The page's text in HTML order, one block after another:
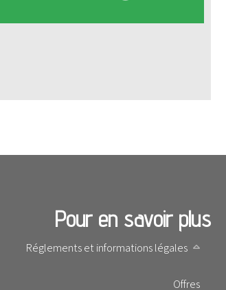
Pour en savoir plus
Réglements et informations légales
Offres